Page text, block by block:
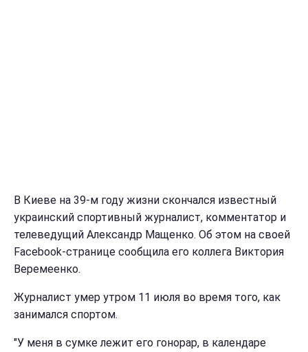
В Киеве на 39-м году жизни скончался известный
украинский спортивный журналист, комментатор и
телеведущий Александр Мащенко. Об этом на своей
Facebook-странице сообщила его коллега Виктория
Веремеенко.
Журналист умер утром 11 июля во время того, как
занимался спортом.
"У меня в сумке лежит его гонорар, в календаре